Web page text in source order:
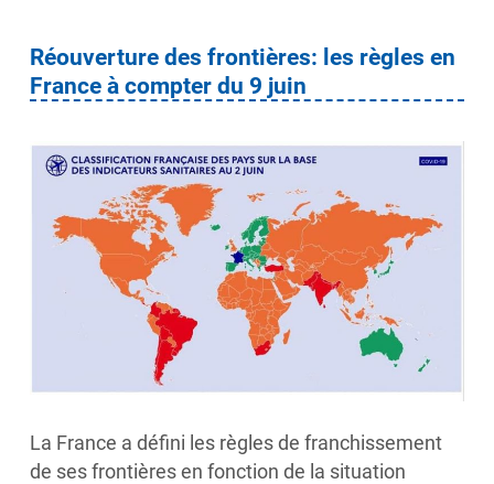
Réouverture des frontières: les règles en
France à compter du 9 juin
La France a défini les règles de franchissement
de ses frontières en fonction de la situation